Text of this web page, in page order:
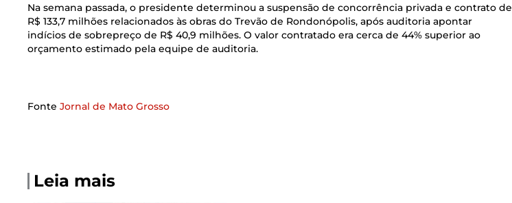
Na semana passada, o presidente determinou a suspensão de concorrência privada e contrato de
R$ 133,7 milhões relacionados às obras do Trevão de Rondonópolis, após auditoria apontar
indícios de sobrepreço de R$ 40,9 milhões. O valor contratado era cerca de 44% superior ao
orçamento estimado pela equipe de auditoria.
Fonte Jornal de Mato Grosso
Leia mais